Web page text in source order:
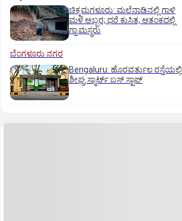
ಚಿಕ್ಕಮಗಳೂರು: ಮಲೆನಾಡಿನಲ್ಲಿ ಗಾಳಿ
ಮಳೆ ಅಬ್ಬರ; ಧರೆ ಕುಸಿತ, ಆತಂಕದಲ್ಲಿ
ಗ್ರಾಮಸ್ಥರು
ಬೆಂಗಳೂರು ನಗರ
Bengaluru: ಹೊರವರ್ತುಲ ರಸ್ತೆಯಲ್ಲಿ
ಶೀಘ್ರ ಸ್ಮಾರ್ಟ್‌ ಬಸ್‌ ಸ್ಟಾಪ್‌